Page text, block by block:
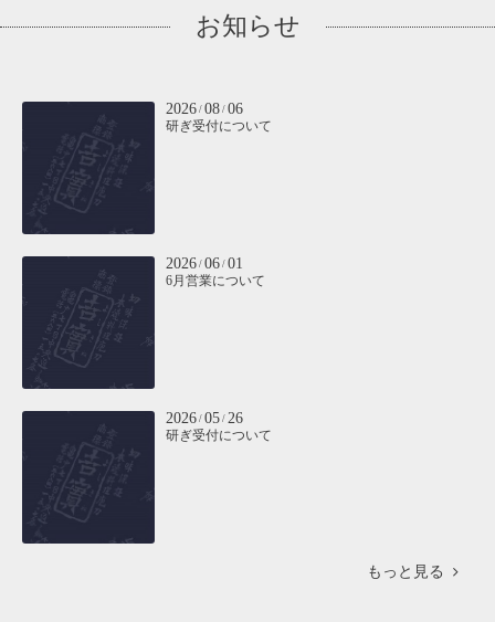
お知らせ
2026 / 08 / 06
研ぎ受付について
2026 / 06 / 01
6月営業について
2026 / 05 / 26
研ぎ受付について
もっと見る